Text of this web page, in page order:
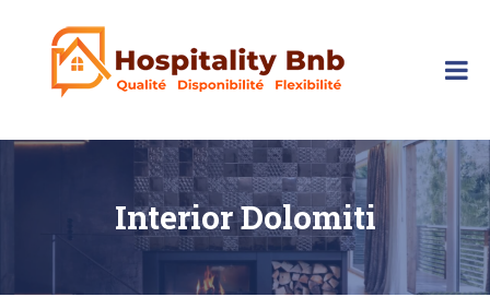
contenthospitalitybnb
Interior Dolomiti